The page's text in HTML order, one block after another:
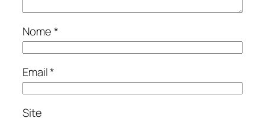
Nome*
Email*
Site